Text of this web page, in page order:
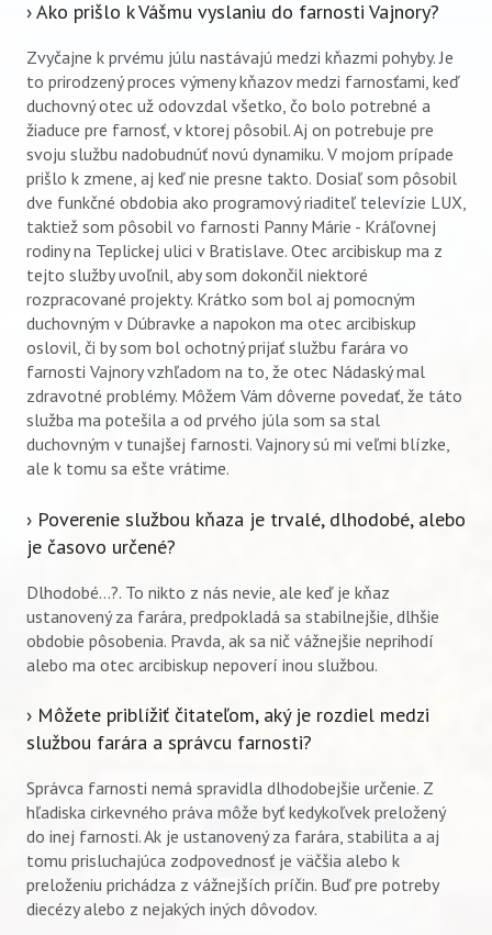
› Ako prišlo k Vášmu vyslaniu do farnosti Vajnory?
Zvyčajne k prvému júlu nastávajú medzi kňazmi pohyby. Je
to prirodzený proces výmeny kňazov medzi farnosťami, keď
duchovný otec už odovzdal všetko, čo bolo potrebné a
žiaduce pre farnosť, v ktorej pôsobil. Aj on potrebuje pre
svoju službu nadobudnúť novú dynamiku. V mojom prípade
prišlo k zmene, aj keď nie presne takto. Dosiaľ som pôsobil
dve funkčné obdobia ako programový riaditeľ televízie LUX,
taktiež som pôsobil vo farnosti Panny Márie - Kráľovnej
rodiny na Teplickej ulici v Bratislave. Otec arcibiskup ma z
tejto služby uvoľnil, aby som dokončil niektoré
rozpracované projekty. Krátko som bol aj pomocným
duchovným v Dúbravke a napokon ma otec arcibiskup
oslovil, či by som bol ochotný prijať službu farára vo
farnosti Vajnory vzhľadom na to, že otec Nádaský mal
zdravotné problémy. Môžem Vám dôverne povedať, že táto
služba ma potešila a od prvého júla som sa stal
duchovným v tunajšej farnosti. Vajnory sú mi veľmi blízke,
ale k tomu sa ešte vrátime.
› Poverenie službou kňaza je trvalé, dlhodobé, alebo
je časovo určené?
Dlhodobé...?. To nikto z nás nevie, ale keď je kňaz
ustanovený za farára, predpokladá sa stabilnejšie, dlhšie
obdobie pôsobenia. Pravda, ak sa nič vážnejšie neprihodí
alebo ma otec arcibiskup nepoverí inou službou.
› Môžete priblížiť čitateľom, aký je rozdiel medzi
službou farára a správcu farnosti?
Správca farnosti nemá spravidla dlhodobejšie určenie. Z
hľadiska cirkevného práva môže byť kedykoľvek preložený
do inej farnosti. Ak je ustanovený za farára, stabilita a aj
tomu prisluchajúca zodpovednosť je väčšia alebo k
preloženiu prichádza z vážnejších príčin. Buď pre potreby
diecézy alebo z nejakých iných dôvodov.